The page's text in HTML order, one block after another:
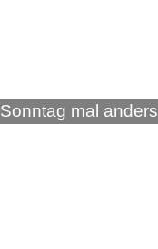
Sonntag mal anders